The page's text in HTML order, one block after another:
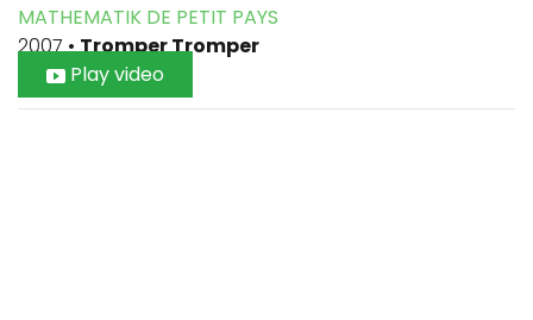
MATHEMATIK DE PETIT PAYS
2007•Tromper Tromper
Play video